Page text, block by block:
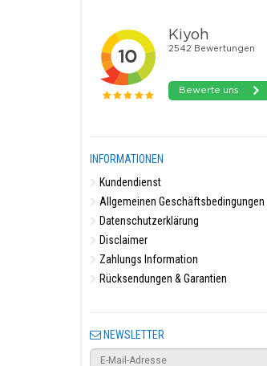
INFORMATIONEN
Kundendienst
Allgemeinen Geschäftsbedingungen
Datenschutzerklärung
Disclaimer
Zahlungs Information
Rücksendungen & Garantien
NEWSLETTER